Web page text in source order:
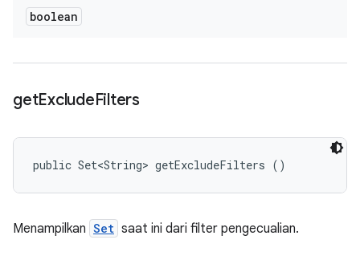
boolean
getExcludeFilters
public Set<String> getExcludeFilters ()
Menampilkan Set saat ini dari filter pengecualian.